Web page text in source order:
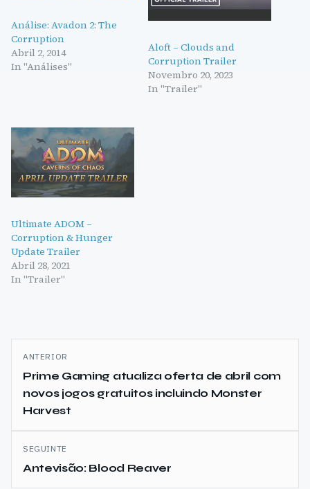
Análise: Avadon 2: The
Corruption
Abril 2, 2014
In "Análises"
Aloft – Clouds and
Corruption Trailer
Novembro 20, 2023
In "Trailer"
Ultimate ADOM –
Corruption & Hunger
Update Trailer
Abril 28, 2021
In "Trailer"
Navegação
de
artigos
ANTERIOR
Prime Gaming atualiza oferta de abril com
novos jogos gratuitos incluindo Monster
Harvest
SEGUINTE
Antevisão: Blood Reaver